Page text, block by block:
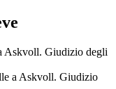
Askvoll. Giudizio degli
a Askvoll. Giudizio